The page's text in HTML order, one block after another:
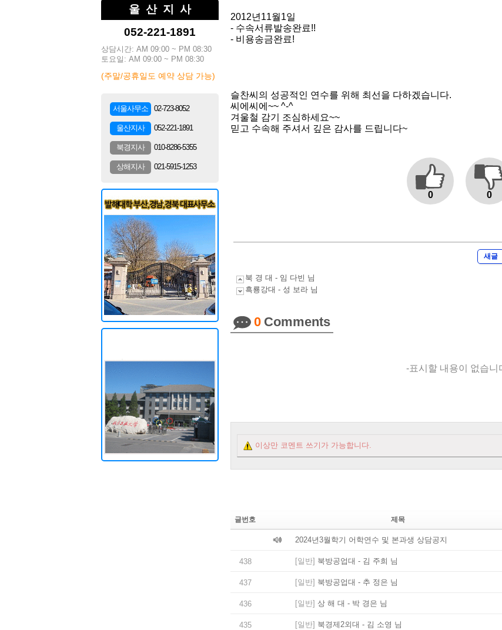
울산지사
052-221-1891
상담시간: AM 09:00 ~ PM 08:30
토요일: AM 09:00 ~ PM 08:30
(주말/공휴일도 예약 상담 가능)
서울사무소 02-723-8052
울산지사 052-221-1891
북경지사 010-8286-5355
상해지사 021-5915-1253
2012년11월1일
- 수속서류발송완료!!
- 비용송금완료!
슬찬씨의 성공적인 연수를 위해 최선을 다하겠습니다.
씨에씨에~~ ^-^
겨울철 감기 조심하세요~~
믿고 수속해 주셔서 깊은 감사를 드립니다~
0 0
새글
북 경 대 - 임 다빈 님
흑룡강대 - 성 보라 님
0 Comments
-표시할 내용이 없습니
이상만 코멘트 쓰기가 가능합니다.
글번호 제목
2024년3월학기 어학연수 및 본과생 상담공지
438 [일반] 북방공업대 - 김 주희 님
437 [일반] 북방공업대 - 추 정은 님
436 [일반] 상 해 대 - 박 경은 님
435 [일반] 북경제2외대 - 김 소영 님